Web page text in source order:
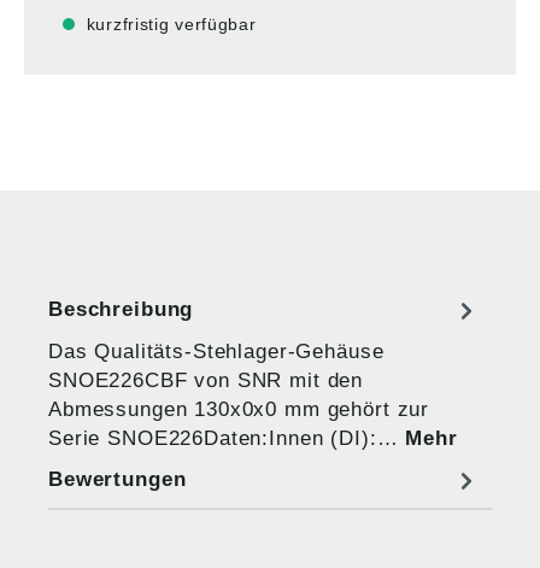
kurzfristig verfügbar
Beschreibung
Das Qualitäts-Stehlager-Gehäuse
SNOE226CBF von SNR mit den
Abmessungen 130x0x0 mm gehört zur
Serie SNOE226Daten:Innen (DI):… Mehr
Bewertungen